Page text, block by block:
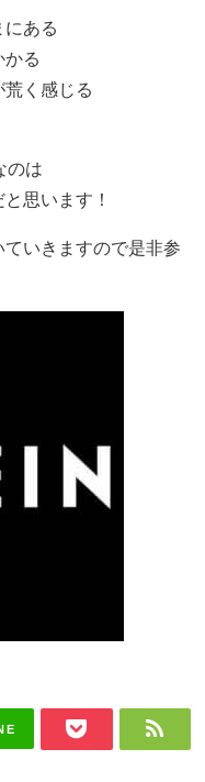
にある
かる
荒く感じる
のは
と思います！
いきますので是非参